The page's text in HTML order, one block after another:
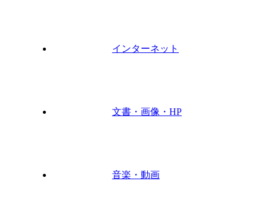
インターネット
文書・画像・HP
音楽・動画